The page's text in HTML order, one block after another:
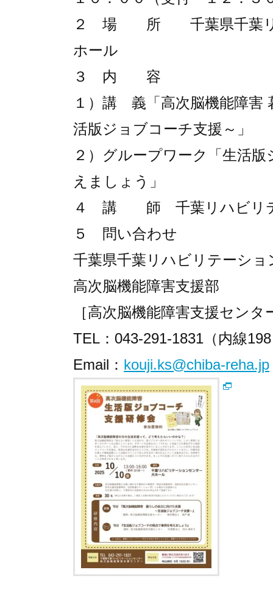
２ 場 所 千葉県千葉リハ
ホール
３ 内 容
１）講 義「高次脳機能障害
活版ジョブコーチ支援～」
２）グループワーク「生活
えましょう」
４ 講 師 千葉リハビリテ
５ 問い合わせ
千葉県千葉リハビリテーシ
高次脳機能障害支援部
［高次脳機能障害支援センタ
TEL：043-291-1831（内線
Email： kouji.ks@chiba-reha.jp